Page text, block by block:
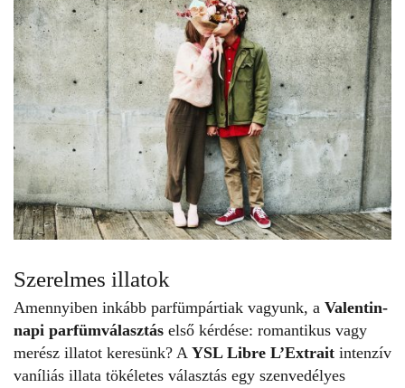
Szerelmes illatok
Amennyiben inkább parfümpártiak vagyunk, a Valentin-
napi parfümválasztás első kérdése: romantikus vagy
merész illatot keresünk? A YSL Libre L’Extrait intenzív
vaníliás illata tökéletes választás egy szenvedélyes